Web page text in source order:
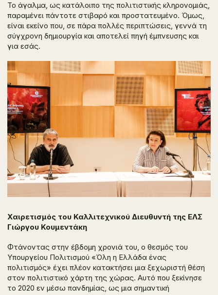
Το άγαλμα, ως κατάλοιπο της πολιτιστικής κληρονομιάς,
παραμένει πάντοτε στιβαρό και προστατευμένο. Όμως,
είναι εκείνο που, σε πάρα πολλές περιπτώσεις, γεννά τη
σύγχρονη δημιουργία και αποτελεί πηγή έμπνευσης και
για εσάς.
Χαιρετισμός του Καλλιτεχνικού Διευθυντή της ΕΛΣ
Γιώργου Κουμεντάκη
Φτάνοντας στην έβδομη χρονιά του, ο θεσμός του
Υπουργείου Πολιτισμού «Όλη η Ελλάδα ένας
πολιτισμός» έχει πλέον κατακτήσει μια ξεχωριστή θέση
στον πολιτιστικό χάρτη της χώρας. Αυτό που ξεκίνησε
το 2020 εν μέσω πανδημίας, ως μια σημαντική